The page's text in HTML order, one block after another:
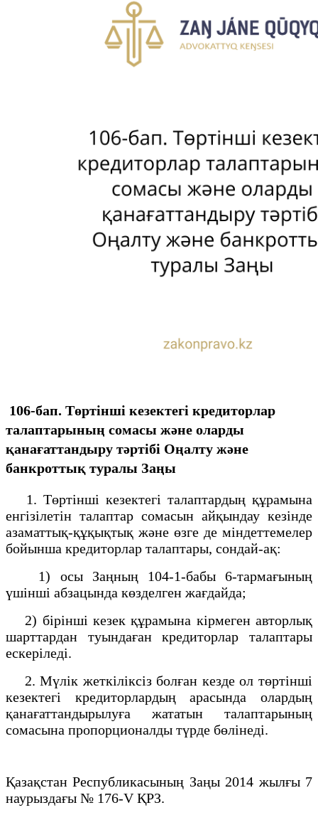
106-бап. Төртінші кезектегі кредиторлар
талаптарының сомасы және оларды
қанағаттандыру тәртібі Оңалту және
банкроттық туралы Заңы
1. Төртінші кезектегі талаптардың құрамына
енгізілетін талаптар сомасын айқындау кезінде
азаматтық-құқықтық және өзге де міндеттемелер
бойынша кредиторлар талаптары, сондай-ақ:
1) осы Заңның 104-1-бабы 6-тармағының
үшінші абзацында көзделген жағдайда;
2) бірінші кезек құрамына кірмеген авторлық
шарттардан туындаған кредиторлар талаптары
ескеріледі.
2. Мүлік жеткіліксіз болған кезде ол төртінші
кезектегі кредиторлардың арасында олардың
қанағаттандырылуға жататын талаптарының
сомасына пропорционалды түрде бөлінеді.
Қазақстан Республикасының Заңы 2014 жылғы 7
наурыздағы № 176-V ҚРЗ.